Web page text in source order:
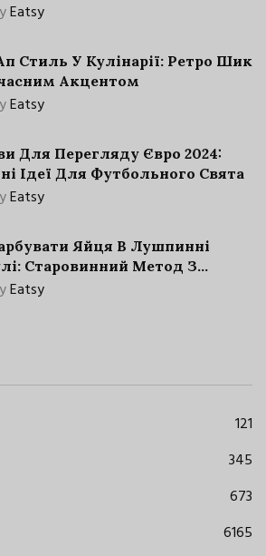
Eatsy
Стиль У Кулінарії: Ретро Шик
Акцентом
Eatsy
Для Перегляду Євро 2024:
Ідеї Для Футбольного Свята
Eatsy
Яйця В Лушпинні
Старовинний Метод З
Нюансами
Eatsy
121
345
673
6165